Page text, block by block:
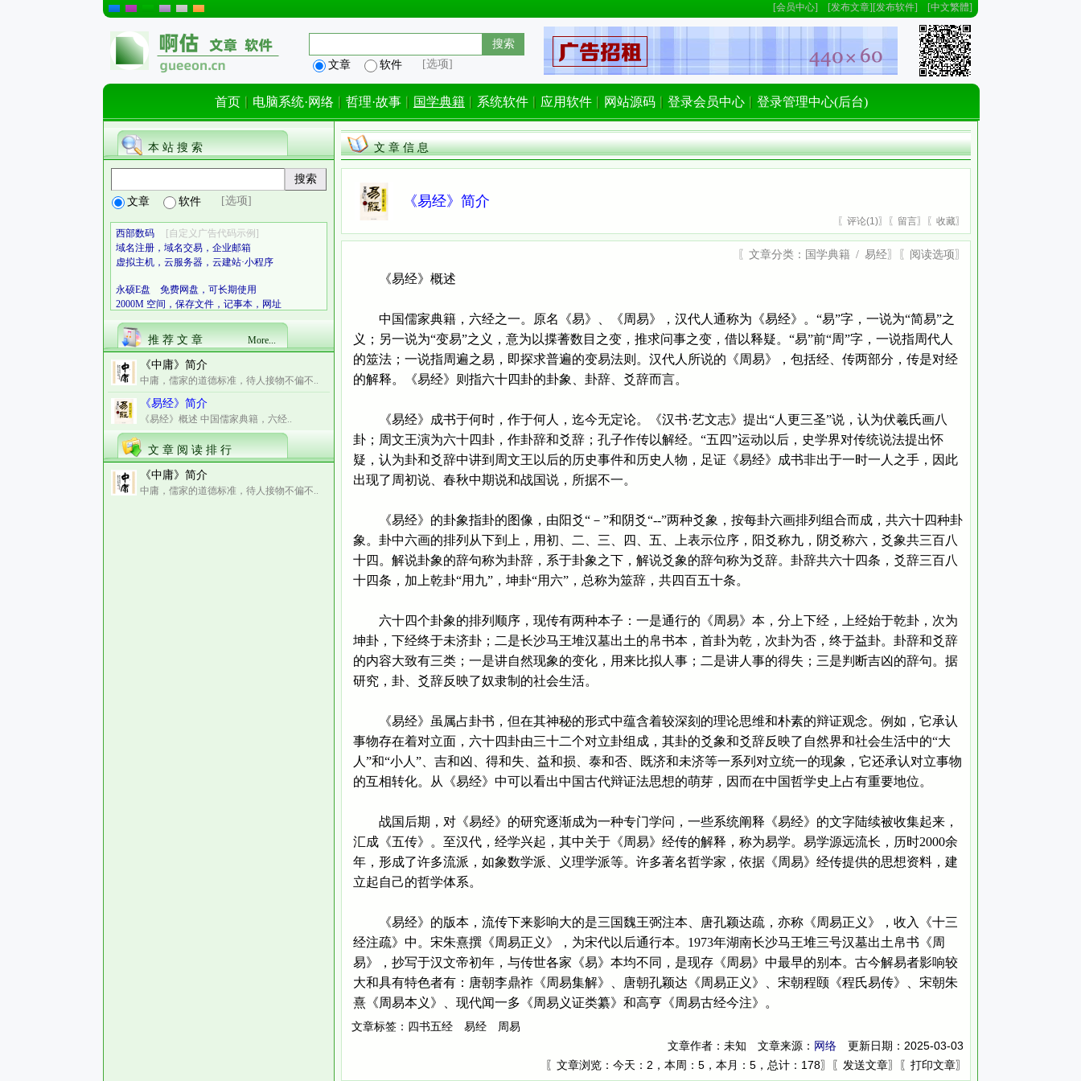
[会员中心] [发布文章][发布软件] [中文繁體]
文章 软件 [选项]
首页 电脑系统·网络 哲理·故事 国学典籍 系统软件 应用软件 网站源码 登录会员中心 登录管理中心(后台)
本 站 搜 索
文章 软件 [选项]
西部数码
[自定义广告代码示例]
域名注册，域名交易，企业邮箱
虚拟主机，云服务器，云建站·小程序
永硕E盘 免费网盘，可长期使用
2000M 空间，保存文件，记事本，网址
推 荐 文 章 More...
《中庸》简介
中庸，儒家的道德标准，待人接物不偏不..
《易经》简介
《易经》概述 中国儒家典籍，六经..
文 章 阅 读 排 行
《中庸》简介
中庸，儒家的道德标准，待人接物不偏不..
文 章 信 息
《易经》简介
〖 评论(1)〗〖 留言〗〖 收藏〗
〖文章分类： 国学典籍 / 易经〗〖 阅读选项〗
《易经》概述
中国儒家典籍，六经之一。原名《易》、《周易》，汉代人通称为《易经》。“易”字，一说为“简易”之
义；另一说为“变易”之义，意为以揲蓍数目之变，推求问事之变，借以释疑。“易”前“周”字，一说指周代人
的筮法；一说指周遍之易，即探求普遍的变易法则。汉代人所说的《周易》，包括经、传两部分，传是对经
的解释。《易经》则指六十四卦的卦象、卦辞、爻辞而言。
《易经》成书于何时，作于何人，迄今无定论。《汉书·艺文志》提出“人更三圣”说，认为伏羲氏画八
卦；周文王演为六十四卦，作卦辞和爻辞；孔子作传以解经。“五四”运动以后，史学界对传统说法提出怀
疑，认为卦和爻辞中讲到周文王以后的历史事件和历史人物，足证《易经》成书非出于一时一人之手，因此
出现了周初说、春秋中期说和战国说，所据不一。
《易经》的卦象指卦的图像，由阳爻“－”和阴爻“--”两种爻象，按每卦六画排列组合而成，共六十四种卦
象。卦中六画的排列从下到上，用初、二、三、四、五、上表示位序，阳爻称九，阴爻称六，爻象共三百八
十四。解说卦象的辞句称为卦辞，系于卦象之下，解说爻象的辞句称为爻辞。卦辞共六十四条，爻辞三百八
十四条，加上乾卦“用九”，坤卦“用六”，总称为筮辞，共四百五十条。
六十四个卦象的排列顺序，现传有两种本子：一是通行的《周易》本，分上下经，上经始于乾卦，次为
坤卦，下经终于未济卦；二是长沙马王堆汉墓出土的帛书本，首卦为乾，次卦为否，终于益卦。卦辞和爻辞
的内容大致有三类；一是讲自然现象的变化，用来比拟人事；二是讲人事的得失；三是判断吉凶的辞句。据
研究，卦、爻辞反映了奴隶制的社会生活。
《易经》虽属占卦书，但在其神秘的形式中蕴含着较深刻的理论思维和朴素的辩证观念。例如，它承认
事物存在着对立面，六十四卦由三十二个对立卦组成，其卦的爻象和爻辞反映了自然界和社会生活中的“大
人”和“小人”、吉和凶、得和失、益和损、泰和否、既济和未济等一系列对立统一的现象，它还承认对立事物
的互相转化。从《易经》中可以看出中国古代辩证法思想的萌芽，因而在中国哲学史上占有重要地位。
战国后期，对《易经》的研究逐渐成为一种专门学问，一些系统阐释《易经》的文字陆续被收集起来，
汇成《五传》。至汉代，经学兴起，其中关于《周易》经传的解释，称为易学。易学源远流长，历时2000余
年，形成了许多流派，如象数学派、义理学派等。许多著名哲学家，依据《周易》经传提供的思想资料，建
立起自己的哲学体系。
《易经》的版本，流传下来影响大的是三国魏王弼注本、唐孔颖达疏，亦称《周易正义》，收入《十三
经注疏》中。宋朱熹撰《周易正义》，为宋代以后通行本。1973年湖南长沙马王堆三号汉墓出土帛书《周
易》，抄写于汉文帝初年，与传世各家《易》本均不同，是现存《周易》中最早的别本。古今解易者影响较
大和具有特色者有：唐朝李鼎祚《周易集解》、唐朝孔颖达《周易正义》、宋朝程颐《程氏易传》、宋朝朱
熹《周易本义》、现代闻一多《周易义证类纂》和高亨《周易古经今注》。
文章标签： 四书五经 易经 周易
文章作者：未知 文章来源： 网络 更新日期： 2025-03-03
〖文章浏览： 今天：2，本周：5，本月：5，总计：178〗〖 发送文章〗〖 打印文章〗